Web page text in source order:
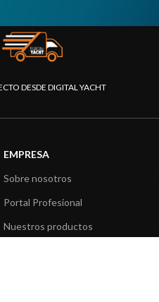
DESDE DIGITAL YACHT
EMPRESA
Sobre nosotros
Portal Profesional
Nuestros productos